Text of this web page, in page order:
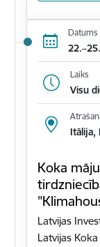
Datums
Laiks
Visu
Itālija,
Koka
Latvijas
Latvijas